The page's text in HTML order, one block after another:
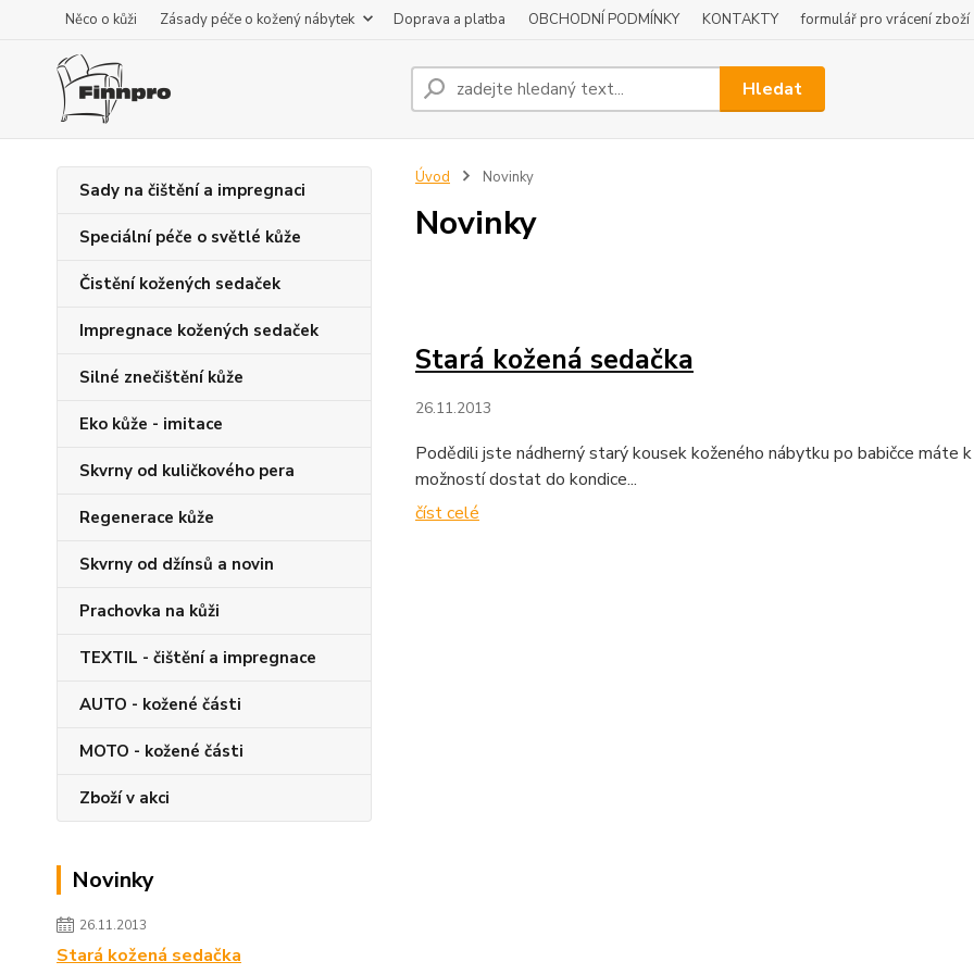
Něco o kůži Zásady péče o kožený nábytek Doprava a platba OBCHODNÍ PODMÍNKY KONTAKTY formulář pro vrácení zboží
Hledat
Sady na čištění a impregnaci
Speciální péče o světlé kůže
Čistění kožených sedaček
Impregnace kožených sedaček
Silné znečištění kůže
Eko kůže - imitace
Skvrny od kuličkového pera
Regenerace kůže
Skvrny od džínsů a novin
Prachovka na kůži
TEXTIL - čištění a impregnace
AUTO - kožené části
MOTO - kožené části
Zboží v akci
Novinky
26.11.2013
Stará kožená sedačka
Úvod Novinky
Novinky
Stará kožená sedačka
26.11.2013
Podědili jste nádherný starý kousek koženého nábytku po babičce máte
možností dostat do kondice...
číst celé